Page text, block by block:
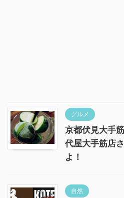
グルメ
京都伏見大手
代屋大手筋店
よ！
自然